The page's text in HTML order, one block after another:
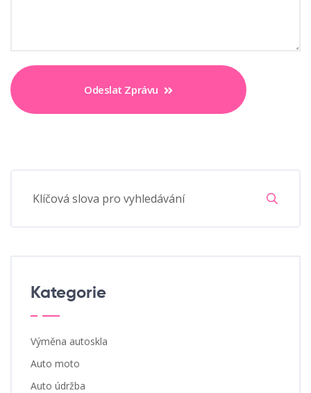
Odeslat Zprávu
Kategorie
Výměna autoskla
Auto moto
Auto údržba